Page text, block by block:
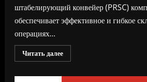
штабелирующий конвейер (PRSC)
обеспечивает эффективное и гибкое
операциях...
Читать далееПрочитать
больше